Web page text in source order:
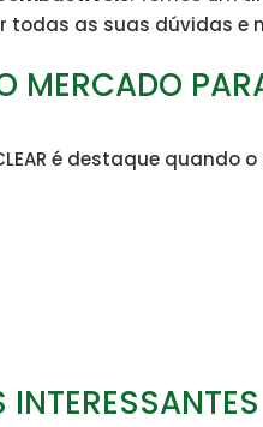
as suas dúvidas e
MERCADO
é destaque quando